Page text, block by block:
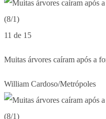
11 de 15
Muitas árvores caíram após a
William Cardoso/Metrópoles